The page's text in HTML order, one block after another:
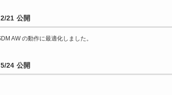
21 公開
AW の動作に最適化しました。
24 公開